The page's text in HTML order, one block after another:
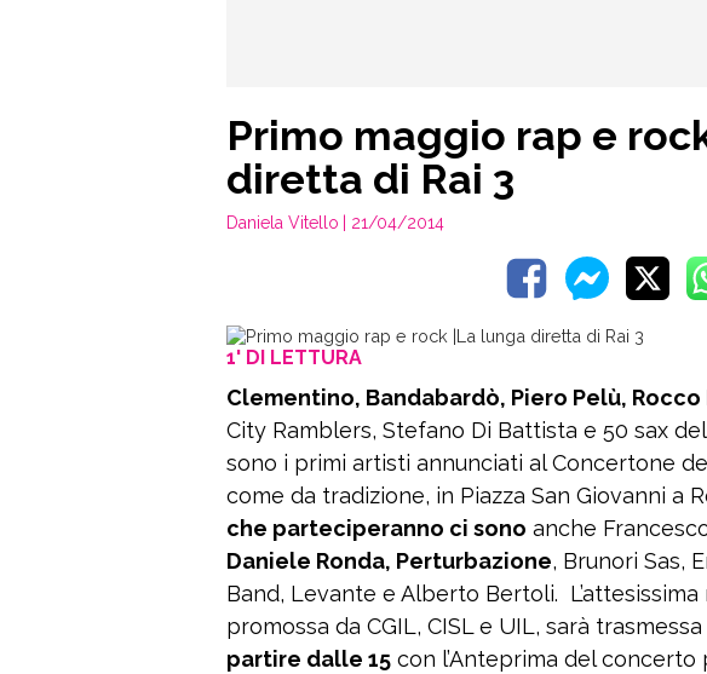
Primo maggio rap e
diretta di Rai 3
Daniela Vitello | 21/04/2014
1' DI LETTURA
Clementino, Bandabardò, Piero Pelù,
City Ramblers, Stefano Di Battista e 50 sax
sono i primi artisti annunciati al Concertone
come da tradizione, in Piazza San Giovanni a
che parteciperanno ci sono anche
Daniele Ronda, Perturbazione, Brunori Sas,
Band, Levante e Alberto Bertoli. L’attesissima
promossa da CGIL, CISL e UIL, sarà trasmessa
partire dalle 15 con l’Anteprima del